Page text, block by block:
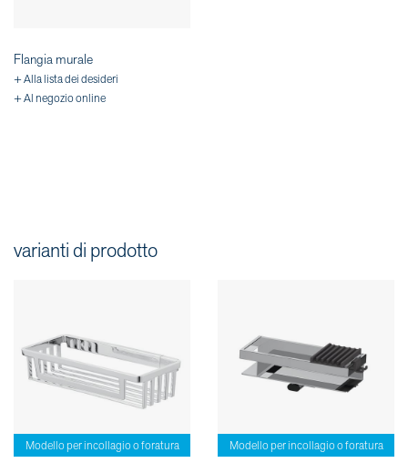
Flangia murale
+ Alla lista dei desideri
+ Al negozio online
varianti di prodotto
Modello per incollagio o foratura Modello per incollagio o foratura